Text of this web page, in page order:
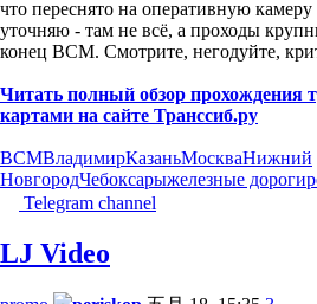
что переснято на оперативную
уточняю - там не всё, а проходы
конец ВСМ. Смотрите, негодуйте,
Читать полный обзор прохождения
картами на сайте Транссиб.ру
ВСМВладимирКазаньМоскваНижний
НовгородЧебоксарыжелезные дороги
Telegram channel
LJ Video